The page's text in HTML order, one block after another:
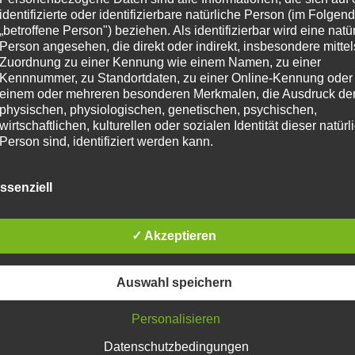
identifizierte oder identifizierbare natürliche Person (im
„betroffene Person") beziehen. Als identifizierbar wird eine
Person angesehen, die direkt oder indirekt, insbesondere
Zuordnung zu einer Kennung wie einem Namen, zu einer
Kennnummer, zu Standortdaten, zu einer Online-Kennung oder
einem oder mehreren besonderen Merkmalen, die Ausdruck
physischen, physiologischen, genetischen, psychischen,
wirtschaftlichen, kulturellen oder sozialen Identität dieser
Person sind, identifiziert werden kann.
natürliche Person, deren personenbezogene Daten von dem
Verarbeitung Verantwortlichen verarbeitet werden.
c) Verarbeitung
Verarbeitung ist jeder mit oder ohne Hilfe automatisierter
Zusammenhang mit personenbezogenen Daten wie das
das Erfassen, die Organisation, das Ordnen, die Speicherung,
✓ Akzeptieren
Auswahl speichern
Personalisieren
Datenschutzbedingungen